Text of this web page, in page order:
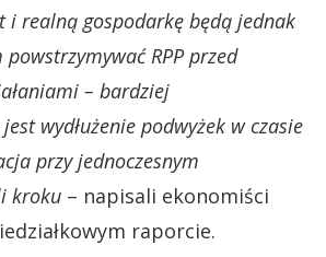
i realną gospodarkę będą jednak
RPP przed
– bardziej
wydłużenie podwyżek w czasie
przy jednoczesnym
kroku – napisali ekonomiści
raporcie.